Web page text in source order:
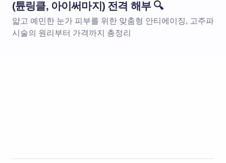
(튠링클, 아이써마지) 전격 해부 🔍
얇고 예민한 눈가 피부를 위한 맞춤형 안티에이징, 고주파
시술의 원리부터 가격까지 총정리